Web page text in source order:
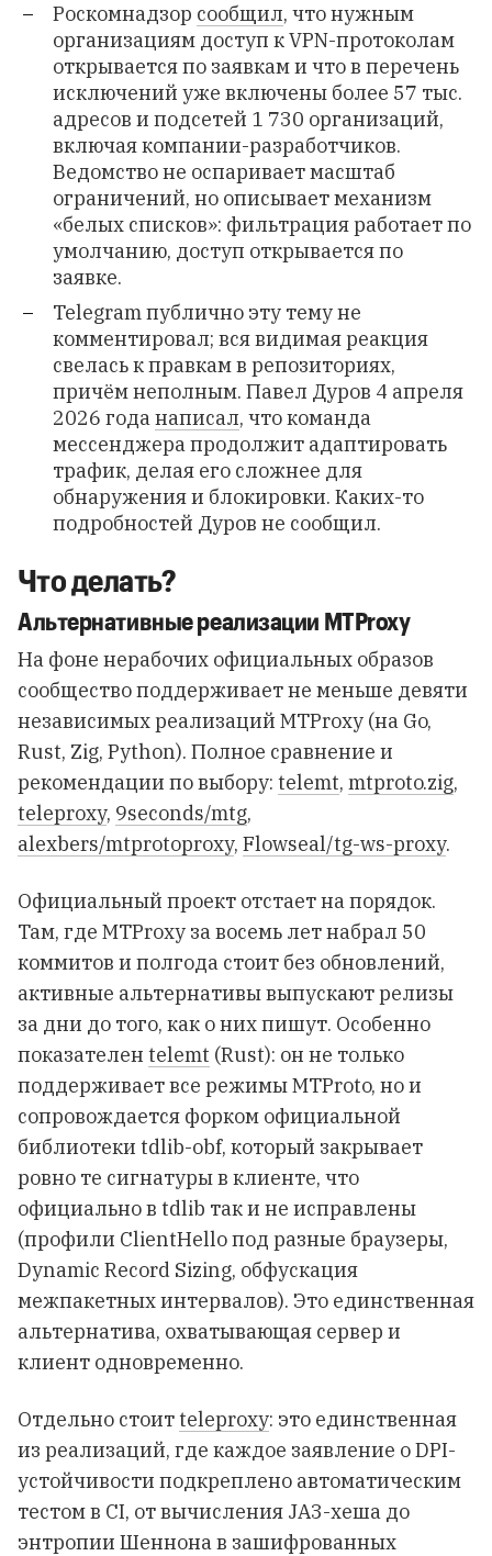
Роскомнадзор сообщил, что нужным
организациям доступ к VPN-протоколам
открывается по заявкам и что в перечень
исключений уже включены более 57 тыс.
адресов и подсетей 1 730 организаций,
включая компании-разработчиков.
Ведомство не оспаривает масштаб
ограничений, но описывает механизм
«белых списков»: фильтрация работает по
умолчанию, доступ открывается по
заявке.
Telegram публично эту тему не
комментировал; вся видимая реакция
свелась к правкам в репозиториях,
причём неполным. Павел Дуров 4 апреля
2026 годанаписал, что команда
мессенджера продолжит адаптировать
трафик, делая его сложнее для
обнаружения и блокировки. Каких-то
подробностей Дуров не сообщил.
Что делать?
Альтернативные реализации MTProxy
На фоне нерабочих официальных образов
сообщество поддерживает не меньше девяти
независимых реализаций MTProxy (на Go,
Rust, Zig, Python). Полное сравнение и
рекомендации по выбору: telemt, mtproto.zig,
teleproxy, 9seconds/mtg,
alexbers/mtprotoproxy, Flowseal/tg-ws-proxy.
Официальный проект отстает на порядок.
Там, где MTProxy за восемь лет набрал 50
коммитов и полгода стоит без обновлений,
активные альтернативы выпускают релизы
за дни до того, как о них пишут. Особенно
показателен telemt (Rust): он не только
поддерживает все режимы MTProto, но и
сопровождается форком официальной
библиотеки tdlib-obf, который закрывает
ровно те сигнатуры в клиенте, что
официально в tdlib так и не исправлены
(профили ClientHello под разные браузеры,
Dynamic Record Sizing, обфускация
межпакетных интервалов). Это единственная
альтернатива, охватывающая сервер и
клиент одновременно.
Отдельно стоитteleproxy: это единственная
из реализаций, где каждое заявление о DPI-
устойчивости подкреплено автоматическим
тестом в CI, от вычисления JA3-хеша до
энтропии Шеннона в зашифрованных